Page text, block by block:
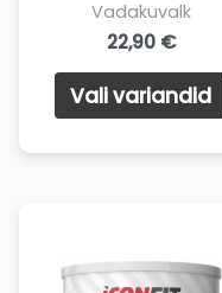
Vadakuvalk
22,90 €
Vali variandid